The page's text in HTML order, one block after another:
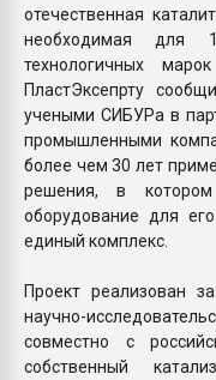
отечественная
необходимая для
технологичных
ПластЭксепрту
учеными СИБУРа в
промышленными
более чем 30 лет
решения, в котором
оборудование для
единый комплекс.
Проект реализован
научно-
совместно с
собственный